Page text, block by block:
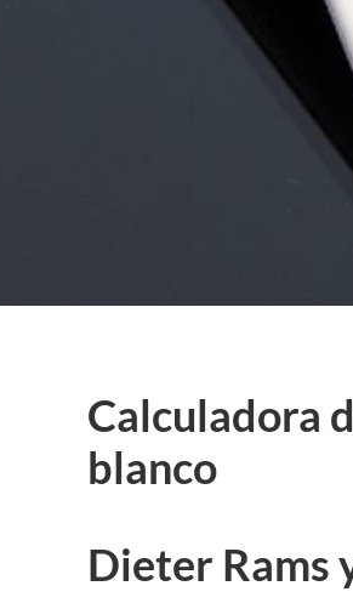
Calculadora
blanco
Dieter Rams